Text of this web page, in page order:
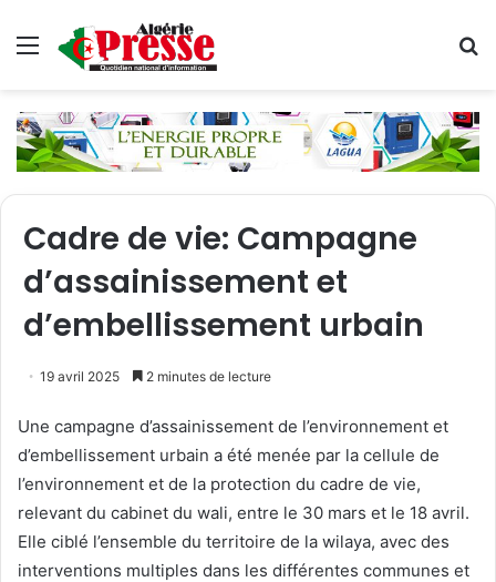
Menu
Cadre de vie: Campagne
d’assainissement et
d’embellissement urbain
19 avril 2025 2 minutes de lecture
Une campagne d’assainissement de l’environnement et
d’embellissement urbain a été menée par la cellule de
l’environnement et de la protection du cadre de vie,
relevant du cabinet du wali, entre le 30 mars et le 18 avril.
Elle ciblé l’ensemble du territoire de la wilaya, avec des
interventions multiples dans les différentes communes et